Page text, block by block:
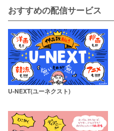
おすすめの配信サービス
U-NEXT(ユーネクスト)